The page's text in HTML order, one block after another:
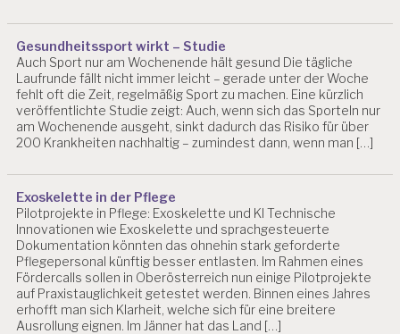
Gesundheitssport wirkt – Studie
Auch Sport nur am Wochenende hält gesund Die tägliche
Laufrunde fällt nicht immer leicht – gerade unter der Woche
fehlt oft die Zeit, regelmäßig Sport zu machen. Eine kürzlich
veröffentlichte Studie zeigt: Auch, wenn sich das Sporteln nur
am Wochenende ausgeht, sinkt dadurch das Risiko für über
200 Krankheiten nachhaltig – zumindest dann, wenn man […]
Exoskelette in der Pflege
Pilotprojekte in Pflege: Exoskelette und KI Technische
Innovationen wie Exoskelette und sprachgesteuerte
Dokumentation könnten das ohnehin stark geforderte
Pflegepersonal künftig besser entlasten. Im Rahmen eines
Fördercalls sollen in Oberösterreich nun einige Pilotprojekte
auf Praxistauglichkeit getestet werden. Binnen eines Jahres
erhofft man sich Klarheit, welche sich für eine breitere
Ausrollung eignen. Im Jänner hat das Land […]